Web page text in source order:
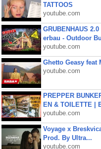
TATTOOS
youtube.com
GRUBENHAUS
erbau - Outdoor
youtube.com
Ghetto Geasy feat
youtube.com
PREPPER
EN & TOILETTE |
youtube.com
Voyage x
Prod. By Ultra...
youtube.com